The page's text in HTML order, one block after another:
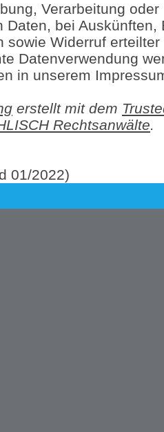
Verarbeitung
Daten, bei
sowie Widerruf
Datenverwendung
in unserem
erstellt mit dem
Rechtsanwälte.
01/2022)